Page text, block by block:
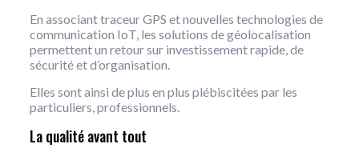
En associant traceur GPS et nouvelles technologies de
communication IoT, les solutions de géolocalisation
permettent un retour sur investissement rapide, de
sécurité et d’organisation.
Elles sont ainsi de plus en plus plébiscitées par les
particuliers, professionnels.
La qualité avant tout